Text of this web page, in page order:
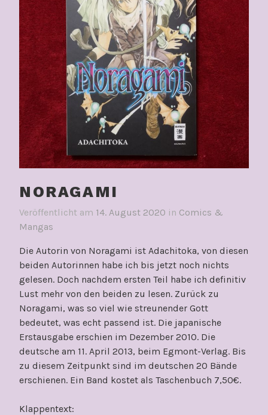
NORAGAMI
Veröffentlicht am 14. August 2020 in Comics &
Mangas
Die Autorin von Noragami ist Adachitoka, von diesen
beiden Autorinnen habe ich bis jetzt noch nichts
gelesen. Doch nachdem ersten Teil habe ich definitiv
Lust mehr von den beiden zu lesen. Zurück zu
Noragami, was so viel wie streunender Gott
bedeutet, was echt passend ist. Die japanische
Erstausgabe erschien im Dezember 2010. Die
deutsche am 11. April 2013, beim Egmont-Verlag. Bis
zu diesem Zeitpunkt sind im deutschen 20 Bände
erschienen. Ein Band kostet als Taschenbuch 7,50€.
Klappentext: